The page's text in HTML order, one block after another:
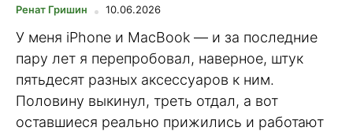
Ренат Гришин 10.06.2026
У меня iPhone и MacBook — и за последние
пару лет я перепробовал, наверное, штук
пятьдесят разных аксессуаров к ним.
Половину выкинул, треть отдал, а вот
оставшиеся реально прижились и работают